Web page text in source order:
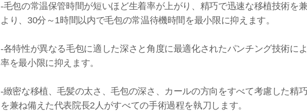
-毛包の常温保管時間が短いほど生着率が上がり、精巧で迅速な移植技術を
より、30分～1時間以内で毛包の常温待機時間を最小限に抑えます。
-各特性が異なる毛包に適した深さと角度に最適化されたパンチング技術に
率を最小限に抑えます。
-緻密な移植、毛髪の太さ、毛包の深さ、カールの方向をすべて考慮した精
を兼ね備えた代表院長2人がすべての手術過程を執刀します。